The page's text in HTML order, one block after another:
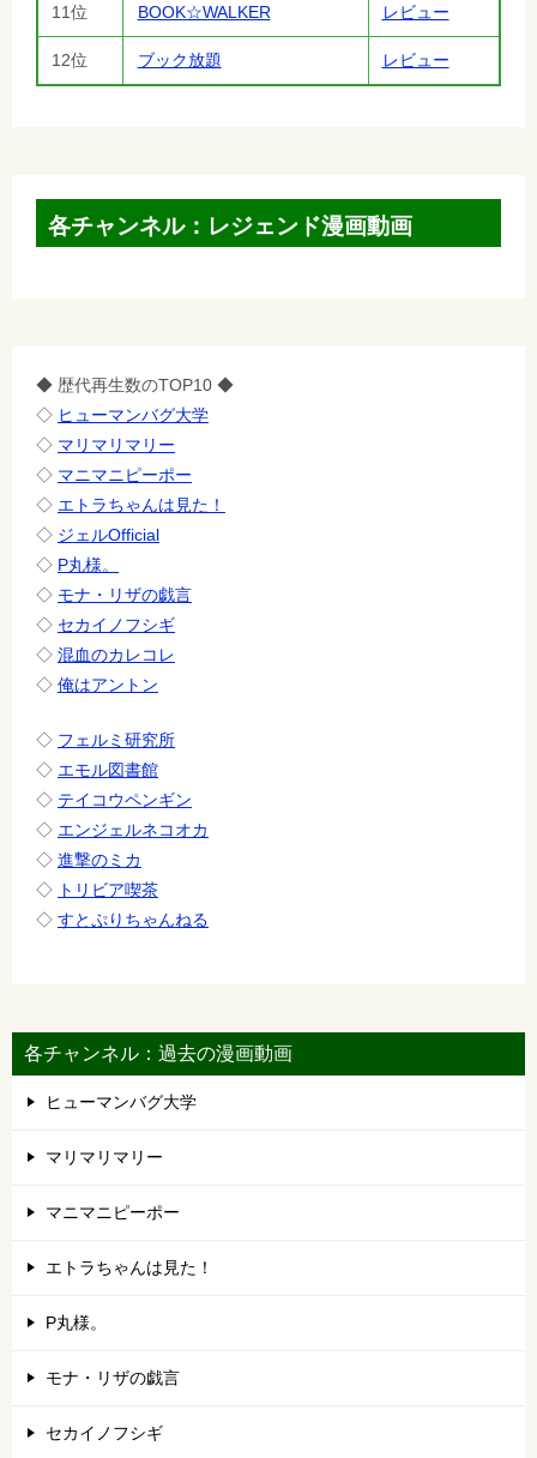
11位 BOOK☆WALKER レビュー
12位 ブック放題 レビュー
各チャンネル：レジェンド漫画動画
◆ 歴代再生数のTOP10 ◆
◇ ヒューマンバグ大学
◇ マリマリマリー
◇ マニマニピーポー
◇ エトラちゃんは見た！
◇ ジェルOfficial
◇ P丸様。
◇ モナ・リザの戯言
◇ セカイノフシギ
◇ 混血のカレコレ
◇ 俺はアントン
◇ フェルミ研究所
◇ エモル図書館
◇ テイコウペンギン
◇ エンジェルネコオカ
◇ 進撃のミカ
◇ トリビア喫茶
◇ すとぷりちゃんねる
各チャンネル：過去の漫画動画
ヒューマンバグ大学
マリマリマリー
マニマニピーポー
エトラちゃんは見た！
P丸様。
モナ・リザの戯言
セカイノフシギ